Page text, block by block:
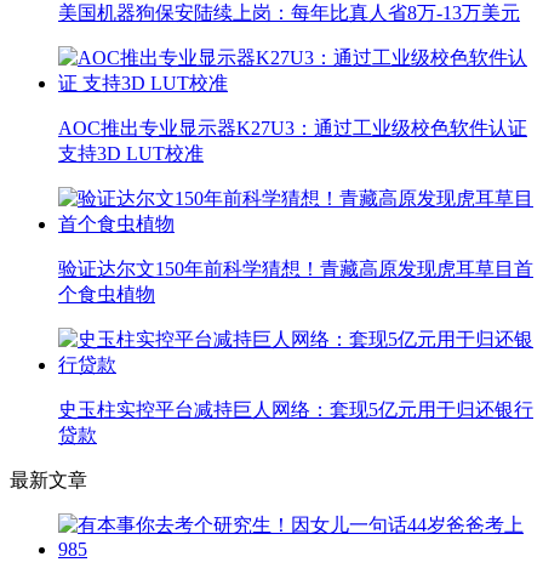
美国机器狗保安陆续上岗：每年比真人省8万-13万美元
AOC推出专业显示器K27U3：通过工业级校色软件认证
支持3D LUT校准
验证达尔文150年前科学猜想！青藏高原发现虎耳草目首
个食虫植物
史玉柱实控平台减持巨人网络：套现5亿元用于归还银行
贷款
最新文章